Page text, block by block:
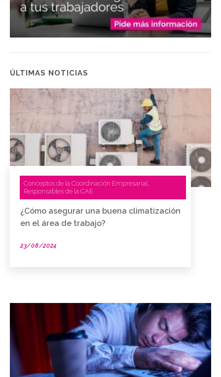
ÚLTIMAS NOTICIAS
Conceptos de la Coordinación Empresarial ,
Responsables de la CAE
¿Cómo asegurar una buena climatización
en el área de trabajo?
23/08/2024